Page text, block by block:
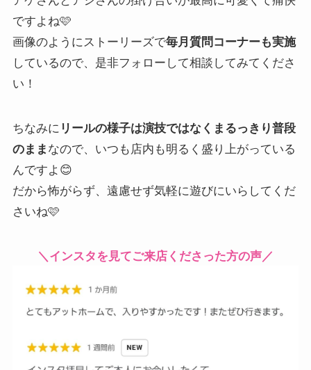
ですよね🩷
画像のようにストーリーズで毎月質問コーナーも実施
しているので、是非フォローして相談してみてくださ
い！
ちなみに リールの様子は演技ではなくまるっきり普段
のままなので、いつも店内も明るく盛り上がっている
んですよ😊
だから怖がらず、遠慮せず気軽に遊びにいらしてくだ
さいね🩷
＼インスタを見てご来店くださった方の声／